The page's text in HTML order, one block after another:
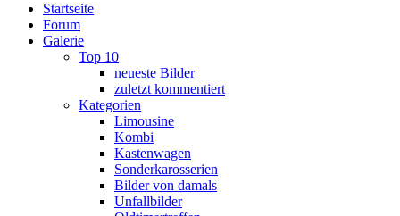
Startseite
Forum
Galerie
Top 10
neueste Bilder
zuletzt kommentiert
Kategorien
Limousine
Kombi
Kastenwagen
Sonderkarosserien
Bilder von damals
Unfallbilder